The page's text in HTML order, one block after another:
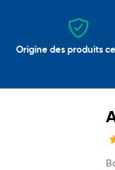
Origine des produits